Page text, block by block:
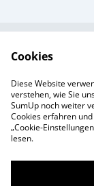
Kontakt
ungen
Cookies
Diese Website
verstehen, wie Sie
SumUp noch weiter
Cookies erfahren
„Cookie-
lesen.